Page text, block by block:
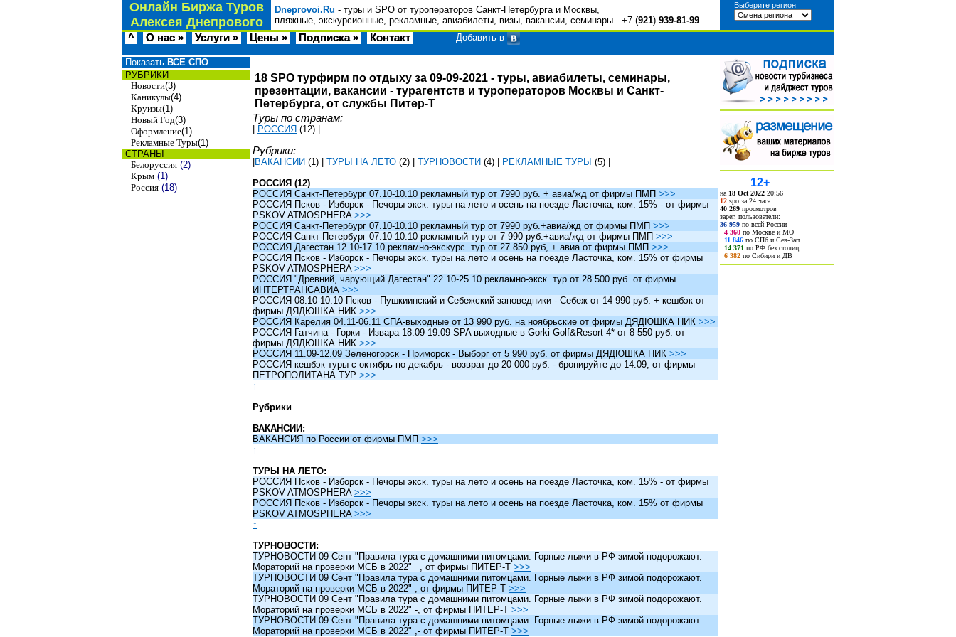
Онлайн Биржа Туров
Алексея Днепрового
Dneprovoi.Ru - туры и SPO от туроператоров Санкт-Петербурга и Москвы,
пляжные, экскурсионные, рекламные, авиабилеты, визы, вакансии, семинары +7 (921) 939-81-99
Выберите регион
^ О нас » Услуги » Цены » Подписка » Контакт Добавить в
Показать ВСЕ СПО
РУБРИКИ
Новости(3)
Каникулы(4)
Круизы(1)
Новый Год(3)
Оформление(1)
Рекламные Туры(1)
СТРАНЫ
Белоруссия (2)
Крым (1)
Россия (18)
18 SPO турфирм по отдыху за 09-09-2021 - туры, авиабилеты, семинары,
презентации, вакансии - турагентств и туроператоров Москвы и Санкт-
Петербурга, от службы Питер-Т
Туры по странам:
РОССИЯ (12)
Рубрики:
ВАКАНСИИ (1) ТУРЫ НА ЛЕТО (2) ТУРНОВОСТИ (4) РЕКЛАМНЫЕ ТУРЫ (5)
РОССИЯ (12)
РОССИЯ Санкт-Петербург 07.10-10.10 рекламный тур от 7990 руб. + авиа/жд от фирмы ПМП >>>
РОССИЯ Псков - Изборск - Печоры экск. туры на лето и осень на поезде Ласточка, ком. 15% - от фирмы
PSKOV ATMOSPHERA >>>
РОССИЯ Санкт-Петербург 07.10-10.10 рекламный тур от 7990 руб.+авиа/жд от фирмы ПМП >>>
РОССИЯ Санкт-Петербург 07.10-10.10 рекламный тур от 7 990 руб.+авиа/жд от фирмы ПМП >>>
РОССИЯ Дагестан 12.10-17.10 рекламно-экскурс. тур от 27 850 руб, + авиа от фирмы ПМП >>>
РОССИЯ Псков - Изборск - Печоры экск. туры на лето и осень на поезде Ласточка, ком. 15% от фирмы
PSKOV ATMOSPHERA >>>
РОССИЯ "Древний, чарующий Дагестан" 22.10-25.10 рекламно-экск. тур от 28 500 руб. от фирмы
ИНТЕРТРАНСАВИА >>>
РОССИЯ 08.10-10.10 Псков - Пушкиинский и Себежский заповедники - Себеж от 14 990 руб. + кешбэк от
фирмы ДЯДЮШКА НИК >>>
РОССИЯ Карелия 04.11-06.11 СПА-выходные от 13 990 руб. на ноябрьские от фирмы ДЯДЮШКА НИК >>>
РОССИЯ Гатчина - Горки - Извара 18.09-19.09 SPA выходные в Gorki Golf&Resort 4* от 8 550 руб. от
фирмы ДЯДЮШКА НИК >>>
РОССИЯ 11.09-12.09 Зеленогорск - Приморск - Выборг от 5 990 руб. от фирмы ДЯДЮШКА НИК >>>
РОССИЯ кешбэк туры c октябрь по декабрь - возврат до 20 000 руб. - бронируйте до 14.09, от фирмы
ПЕТРОПОЛИТАНА ТУР >>>
↑
Рубрики
ВАКАНСИИ:
ВАКАНСИЯ по России от фирмы ПМП >>>
↑
ТУРЫ НА ЛЕТО:
РОССИЯ Псков - Изборск - Печоры экск. туры на лето и осень на поезде Ласточка, ком. 15% - от фирмы
PSKOV ATMOSPHERA >>>
РОССИЯ Псков - Изборск - Печоры экск. туры на лето и осень на поезде Ласточка, ком. 15% от фирмы
PSKOV ATMOSPHERA >>>
↑
ТУРНОВОСТИ:
ТУРНОВОСТИ 09 Сент "Правила тура с домашними питомцами. Горные лыжи в РФ зимой подорожают.
Мораторий на проверки МСБ в 2022" _, от фирмы ПИТЕР-Т >>>
ТУРНОВОСТИ 09 Сент "Правила тура с домашними питомцами. Горные лыжи в РФ зимой подорожают.
Мораторий на проверки МСБ в 2022" , от фирмы ПИТЕР-Т >>>
ТУРНОВОСТИ 09 Сент "Правила тура с домашними питомцами. Горные лыжи в РФ зимой подорожают.
Мораторий на проверки МСБ в 2022" -, от фирмы ПИТЕР-Т >>>
ТУРНОВОСТИ 09 Сент "Правила тура с домашними питомцами. Горные лыжи в РФ зимой подорожают.
Мораторий на проверки МСБ в 2022" ,- от фирмы ПИТЕР-Т >>>
12+
на 18 Oct 2022 20:56
12 spo за 24 часа
40 269 просмотров
зарег. пользователи:
36 959 по всей России
4 360 по Москве и МО
11 846 по СПб и Сев-Зап
14 371 по РФ без столиц
6 382 по Сибири и ДВ